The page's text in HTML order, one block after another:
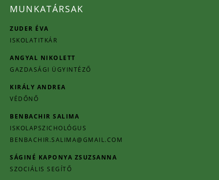
MUNKATÁRSAK
ZUDER ÉVA
ISKOLATITKÁR
ANGYAL NIKOLETT
GAZDASÁGI ÜGYINTÉZŐ
KIRÁLY ANDREA
VÉDŐNŐ
BENBACHIR SALIMA
ISKOLAPSZICHOLÓGUS
BENBACHIR.SALIMA@GMAIL.COM
SÁGINÉ KAPONYA ZSUZSANNA
SZOCIÁLIS SEGÍTŐ